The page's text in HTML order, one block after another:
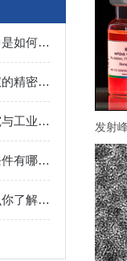
三维轮廓仪在测量粗糙度中是如何应用的？
看见微观形貌：三维轮廓仪的精密的测量世界
激光粒度分析仪为科学研究与工业应用提供可靠数据
扫描电化学要满足的保护条件有哪些，看这里
表面轮廓检测的原理是什么你了解吗？
发射